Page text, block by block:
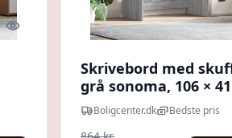
Quick look
Skrivebord med
grå sonoma, 106 ×
cm, konstrueret træ
Boligcenter.dk Bedste pris